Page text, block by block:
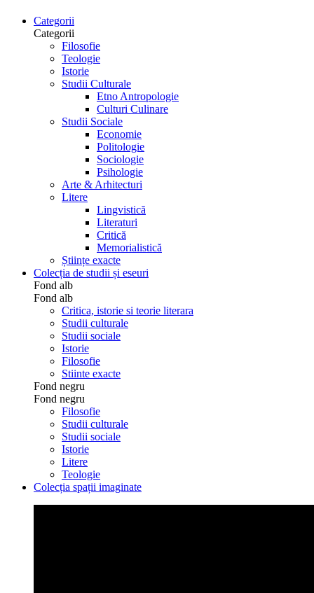
Categorii
Categorii
Filosofie
Teologie
Istorie
Studii Culturale
Etno Antropologie
Culturi Culinare
Studii Sociale
Economie
Politologie
Sociologie
Psihologie
Arte & Arhitecturi
Litere
Lingvistică
Literaturi
Critică
Memorialistică
Științe exacte
Colecția de studii și eseuri
Fond alb
Fond alb
Critica, istorie si teorie literara
Studii culturale
Studii sociale
Istorie
Filosofie
Stiinte exacte
Fond negru
Fond negru
Filosofie
Studii culturale
Studii sociale
Istorie
Litere
Teologie
Colecția spații imaginate